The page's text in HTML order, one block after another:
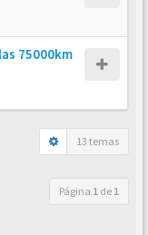
75000km
13 temas
Página 1 de 1